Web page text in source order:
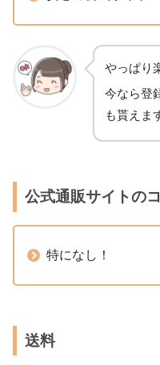
やっぱり
今なら登
も貰えま
公式通販サイトの
特になし！
送料